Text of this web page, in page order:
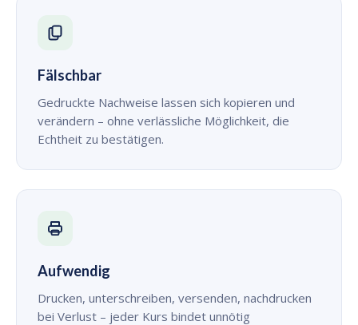
Fälschbar
Gedruckte Nachweise lassen sich kopieren und
verändern – ohne verlässliche Möglichkeit, die
Echtheit zu bestätigen.
Aufwendig
Drucken, unterschreiben, versenden, nachdrucken
bei Verlust – jeder Kurs bindet unnötig